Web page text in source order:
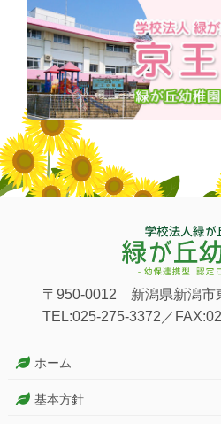
〒950-0012 新潟県新潟市
TEL:025-275-3372／
ホーム
基本方針